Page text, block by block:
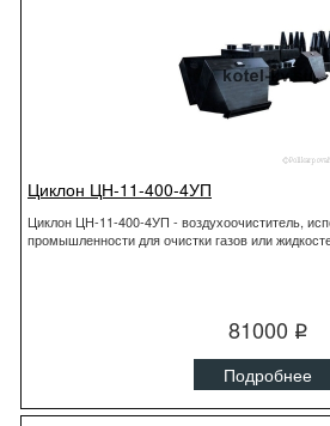
Циклон ЦН-11-400-4УП
Циклон ЦН-11-400-4УП - воздухоочиститель,
промышленности для очистки газов или
81000 q
Подробнее